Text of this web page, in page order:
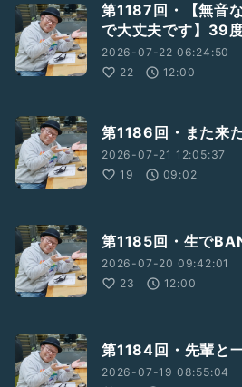
第1187回・【無音
で大丈夫です】39
2026-07-22 06:24:50
22
12:00
第1186回・また来
2026-07-21 12:05:37
19
09:02
第1185回・生で
2026-07-20 09:42:01
23
12:00
第1184回・先輩と
2026-07-19 08:55:04